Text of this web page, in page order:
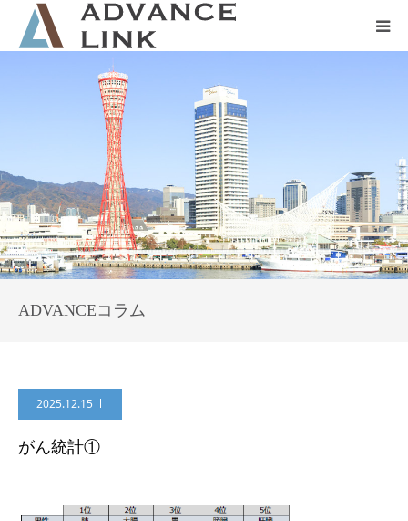
ADVANCEコラム
2025.12.15
がん統計①
会社概要
ネット保険
事業保険